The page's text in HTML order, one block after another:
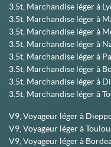
3.5t, Marchandise léger à
3.5t, Marchandise léger à
3.5t, Marchandise léger à
3.5t, Marchandise léger à
3.5t, Marchandise léger à
3.5t, Marchandise léger à
3.5t, Marchandise léger à
3.5t, Marchandise léger à
V9, Voyageur léger à
V9, Voyageur léger à
V9, Voyageur léger à